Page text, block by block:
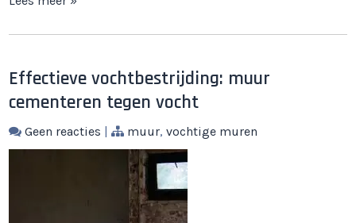
Effectieve vochtbestrijding: muur
cementeren tegen vocht
Geen reacties | muur,vochtige muren